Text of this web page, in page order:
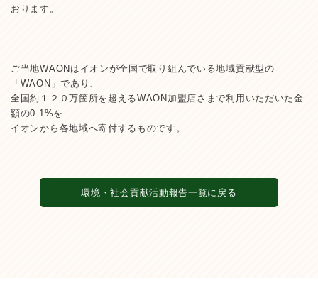
おります。
ご当地WAONはイオンが全国で取り組んでいる地域貢献型の
「WAON」であり、
全国約１２０万箇所を超えるWAON加盟店さまで利用いただいた金
額の0.1%を
イオンから各地域へ寄付するものです。
環境・社会貢献活動報告一覧に戻る